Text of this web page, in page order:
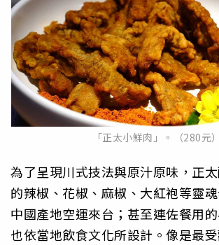
「正太小鮮肉」。（280元）
為了呈現川式技法與原汁原味，正
的辣椒、花椒、麻椒、大紅袍等靈
中國產地空運來台；甚至連佐餐用
也依當地飲食文化所設計。像是最